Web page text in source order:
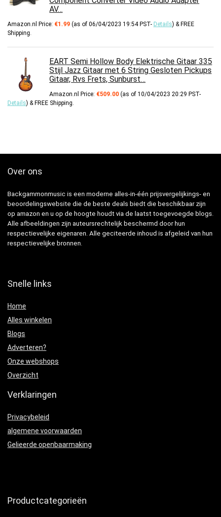
AV…
Amazon.nl Price: €1.99 (as of 06/04/2023 19:54 PST- Details) & FREE
Shipping.
EART Semi Hollow Body Elektrische Gitaar 335
Stijl Jazz Gitaar met 6 String Gesloten Pickups
Gitaar, Rvs Frets, Sunburst…
Amazon.nl Price: €509.00 (as of 10/04/2023 20:29 PST-
Details) & FREE Shipping.
Over ons
Backgammonmusic is een moderne alles-in-één prijsvergelijkings- en
beoordelingswebsite die de beste deals biedt die beschikbaar zijn
op amazon en u op de hoogte houdt via de laatst toegevoegde blogs.
Alle afbeeldingen zijn auteursrechtelijk beschermd door hun
respectievelijke eigenaren. Alle geciteerde inhoud is afgeleid van hun
respectievelijke bronnen.
Snelle links
Home
Alles winkelen
Blogs
Adverteren?
Onze webshops
Overzicht
Verklaringen
Privacybeleid
algemene voorwaarden
Gelieerde openbaarmaking
Productcategorieën